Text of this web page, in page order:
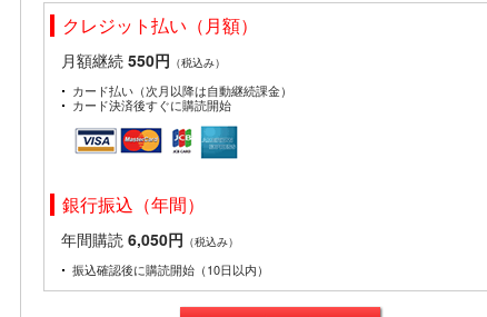
クレジット払い（月額）
月額継続 550円 （税込み）
カード払い（次月以降は自動継続課金）
カード決済後すぐに購読開始
銀行振込（年間）
年間購読 6,050円 （税込み）
振込確認後に購読開始（10日以内）